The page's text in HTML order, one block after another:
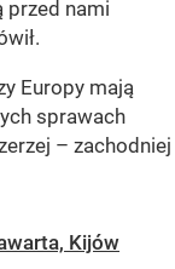
przed nami
Europy mają
sprawach
– zachodniej
Kijów